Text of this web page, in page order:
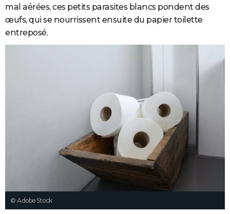
mal aérées, ces petits parasites blancs pondent des
œufs, qui se nourrissent ensuite du papier toilette
entreposé.
© Adobe Stock